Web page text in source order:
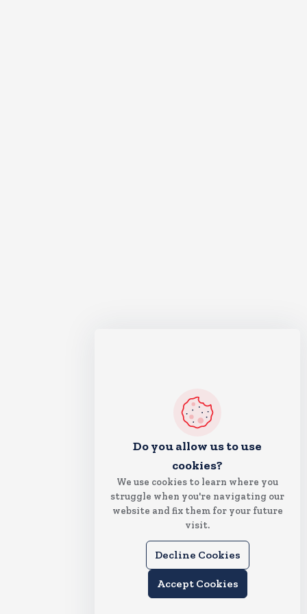
Do you allow us to use
cookies?
We use cookies to learn where you
struggle when you're navigating our
website and fix them for your future
visit.
Decline Cookies
Accept Cookies